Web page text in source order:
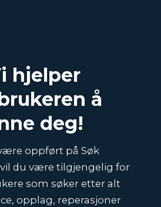
hjelper
å
deg!
oppført på Søk
du være tilgjengelig for
som søker etter alt
opplag, reperasjoner